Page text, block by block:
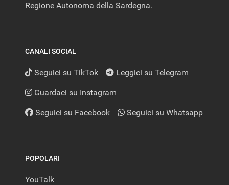
Regione Autonoma della Sardegna.
CANALI SOCIAL
Seguici su TikTok Leggici su Telegram
Guardaci su Instagram
Seguici su Facebook Seguici su Whatsapp
POPOLARI
YouTalk